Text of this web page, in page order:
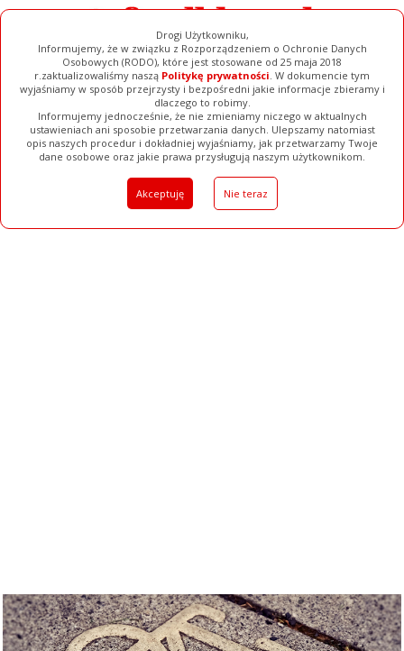
Drogi Użytkowniku,
Informujemy, że w związku z Rozporządzeniem o Ochronie Danych
Osobowych (RODO), które jest stosowane od 25 maja 2018
r.zaktualizowaliśmy naszą Politykę prywatności. W dokumencie tym
wyjaśniamy w sposób przejrzysty i bezpośredni jakie informacje zbieramy i
dlaczego to robimy.
Informujemy jednocześnie, że nie zmieniamy niczego w aktualnych
ustawieniach ani sposobie przetwarzania danych. Ulepszamy natomiast
opis naszych procedur i dokładniej wyjaśniamy, jak przetwarzamy Twoje
dane osobowe oraz jakie prawa przysługują naszym użytkownikom.
Akceptuję Nie teraz
Ogłoszenia Filmy Galerie Baza Firm Pełna Wersja